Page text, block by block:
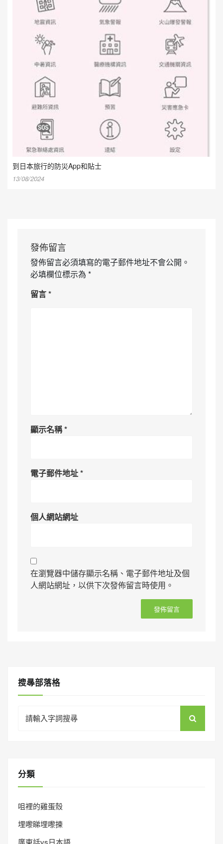
到日本旅行的防災App和貼士
13/08/2024
發佈留言
發佈留言必須填寫的電子郵件地址不會公開。
必填欄位標示為 *
留言*
顯示名稱*
電子郵件地址*
個人網站網址
在瀏覽器中儲存顯示名稱、電子郵件地址及個
人網站網址，以供下次發佈留言時使用。
搜㝷部落格
for:
分類
咀裡的雞蛋殼
埋嚟睇埋嚟揀
廣東話vs日本語